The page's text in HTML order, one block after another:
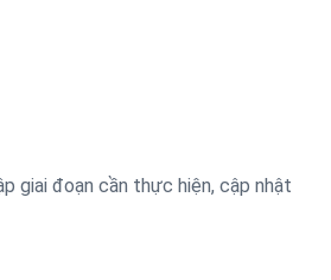
giai đoạn cần thực hiện, cập nhật